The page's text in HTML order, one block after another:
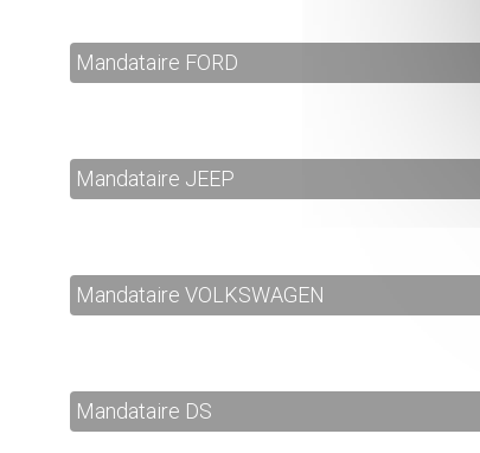
Mandataire FORD
Mandataire JEEP
Mandataire VOLKSWAGEN
Mandataire DS